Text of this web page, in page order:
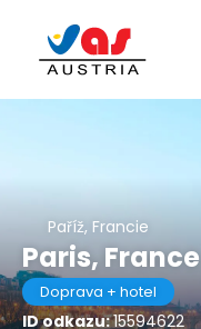
Paříž, Francie
Paris, France
Doprava + hotel
ID odkazu:15594622